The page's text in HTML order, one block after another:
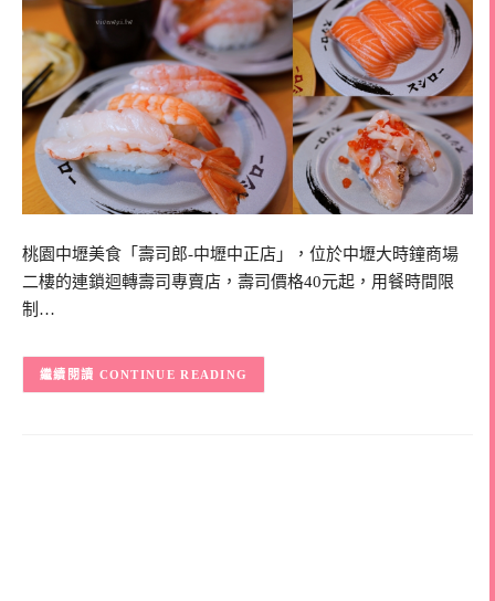
桃園中壢美食「壽司郎-中壢中正店」，位於中壢大時鐘商場
二樓的連鎖迴轉壽司專賣店，壽司價格40元起，用餐時間限
制…
CONTINUE READING